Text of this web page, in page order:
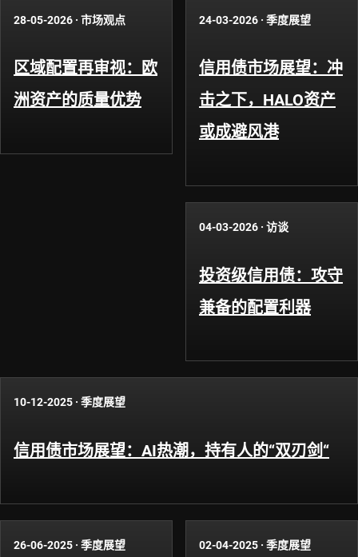
28-05-2026 · 市场观点
区域配置再审视：欧
洲资产的质量优势
24-03-2026 · 季度展望
信用债市场展望：冲
击之下，HALO资产
或成避风港
04-03-2026 · 访谈
投资级信用债：攻守
兼备的配置利器
10-12-2025 · 季度展望
信用债市场展望：AI热潮，持有人的“双刃剑“
26-06-2025 · 季度展望 02-04-2025 · 季度展望